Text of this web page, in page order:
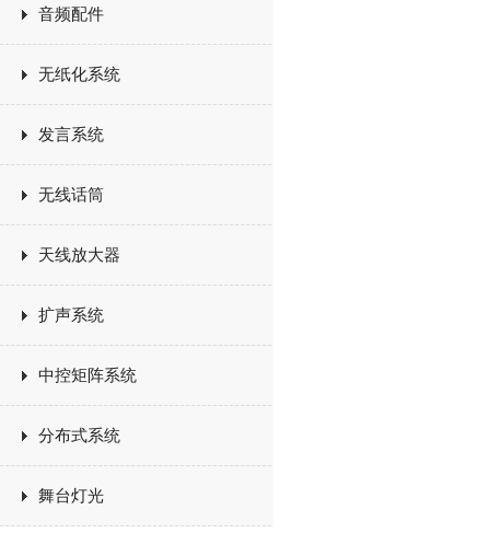
音频配件
无纸化系统
发言系统
无线话筒
天线放大器
扩声系统
中控矩阵系统
分布式系统
舞台灯光